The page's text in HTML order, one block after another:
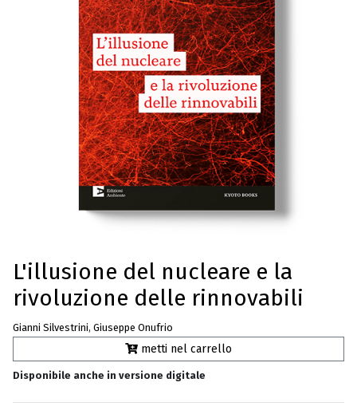
L'illusione del nucleare e la
rivoluzione delle rinnovabili
Gianni Silvestrini, Giuseppe Onufrio
metti nel carrello
Disponibile anche in versione digitale